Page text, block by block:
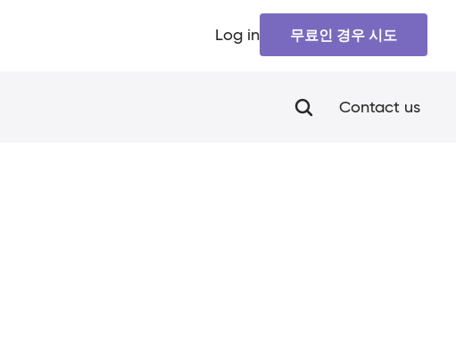
Log in 무료인 경우 시도
Contact us